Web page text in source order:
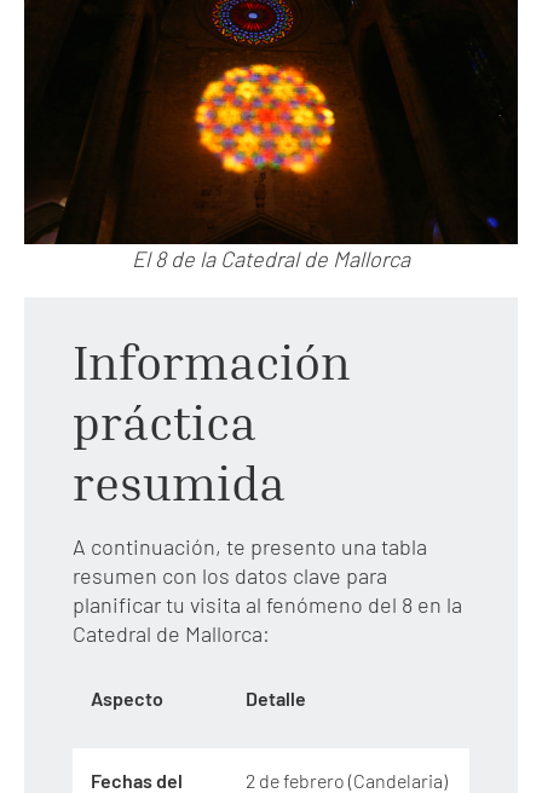
El 8 de la Catedral de Mallorca
Información
práctica
resumida
A continuación, te presento una tabla
resumen con los datos clave para
planificar tu visita al fenómeno del 8 en la
Catedral de Mallorca:
Aspecto Detalle
Fechas del
2 de febrero (Candelaria)